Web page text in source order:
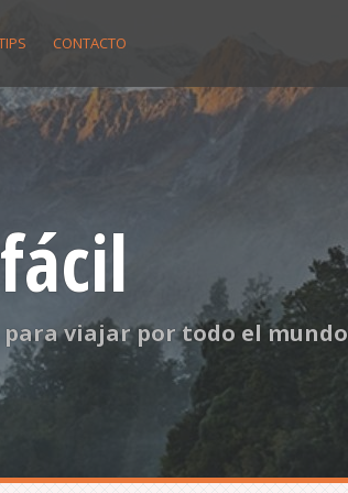
CONTACTO
viajar por todo el mundo